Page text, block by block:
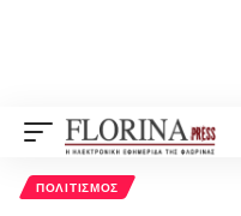
ΠΟΛΙΤΙΣΜΌΣ